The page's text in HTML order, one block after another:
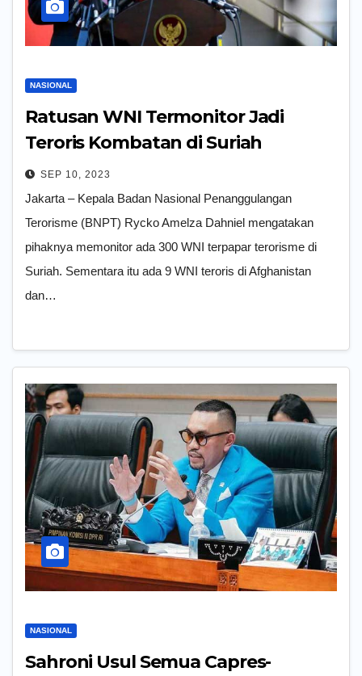
NASIONAL
Ratusan WNI Termonitor Jadi
Teroris Kombatan di Suriah
Afghanistan dan Filipina
SEP 10, 2023
Jakarta – Kepala Badan Nasional Penanggulangan
Terorisme (BNPT) Rycko Amelza Dahniel mengatakan
pihaknya memonitor ada 300 WNI terpapar terorisme di
Suriah. Sementara itu ada 9 WNI teroris di Afghanistan
dan…
NASIONAL
Sahroni Usul Semua Capres-